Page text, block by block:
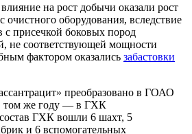
на рост добычи оказали рост
очистного оборудования, вследствие
с присечкой боковых пород
не соответствующей мощности
фактором оказались забастовки
преобразовано в ГОАО
том же году — в ГХК
ГХК вошли 6 шахт, 5
и 6 вспомогательных